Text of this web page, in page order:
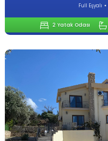
Full Eşyalı
2 Yatak Odası